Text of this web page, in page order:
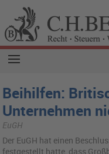
Beihilfen:
Unternehmen
EuGH
Der EuGH hat einen
fest­ge­stellt hatte, dass